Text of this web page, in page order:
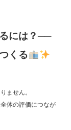
には？──
くる
ません。
体の評価につなが